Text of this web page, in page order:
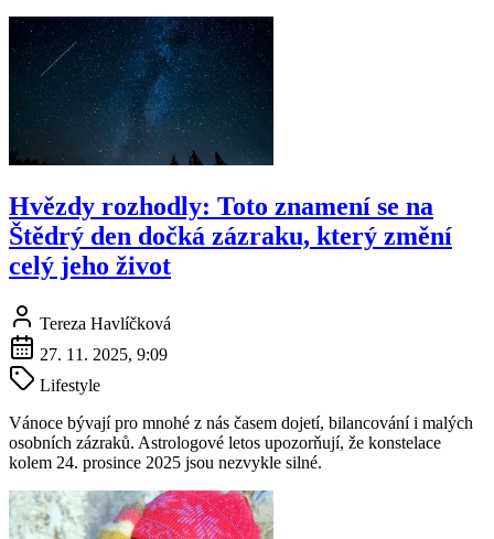
Hvězdy rozhodly: Toto znamení se na
Štědrý den dočká zázraku, který změní
celý jeho život
Tereza Havlíčková
27. 11. 2025, 9:09
Lifestyle
Vánoce bývají pro mnohé z nás časem dojetí, bilancování i malých
osobních zázraků. Astrologové letos upozorňují, že konstelace
kolem 24. prosince 2025 jsou nezvykle silné.